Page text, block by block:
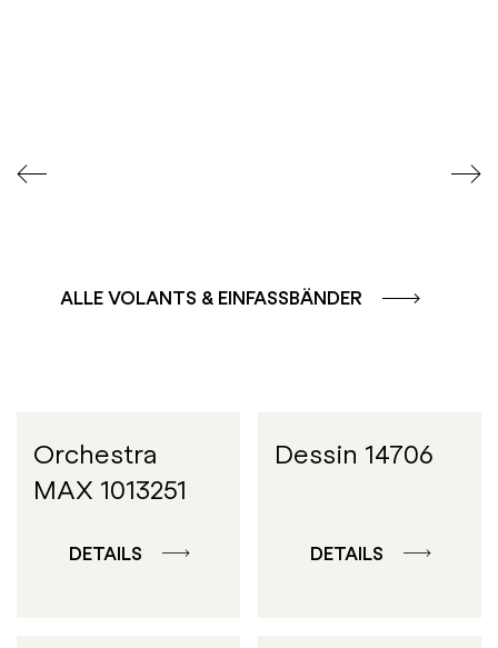
ALLE VOLANTS & EINFASSBÄNDER
Orchestra
MAX 1013251
DETAILS
Dessin 14706
DETAILS